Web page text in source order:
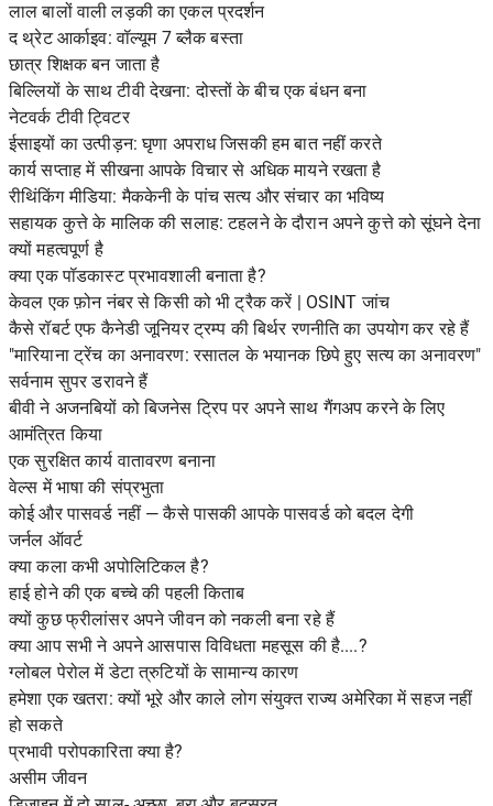
लाल बालों वाली लड़की का एकल प्रदर्शन
द थ्रेट आर्काइव: वॉल्यूम 7 ब्लैक बस्ता
छात्र शिक्षक बन जाता है
बिल्लियों के साथ टीवी देखना: दोस्तों के बीच एक बंधन बना
नेटवर्क टीवी ट्विटर
ईसाइयों का उत्पीड़न: घृणा अपराध जिसकी हम बात नहीं करते
कार्य सप्ताह में सीखना आपके विचार से अधिक मायने रखता है
रीथिंकिंग मीडिया: मैककेनी के पांच सत्य और संचार का भविष्य
सहायक कुत्ते के मालिक की सलाह: टहलने के दौरान अपने कुत्ते को सूंघने देना
क्यों महत्वपूर्ण है
क्या एक पॉडकास्ट प्रभावशाली बनाता है?
केवल एक फ़ोन नंबर से किसी को भी ट्रैक करें | OSINT जांच
कैसे रॉबर्ट एफ कैनेडी जूनियर ट्रम्प की बिर्थर रणनीति का उपयोग कर रहे हैं
"मारियाना ट्रेंच का अनावरण: रसातल के भयानक छिपे हुए सत्य का अनावरण"
सर्वनाम सुपर डरावने हैं
बीवी ने अजनबियों को बिजनेस ट्रिप पर अपने साथ गैंगअप करने के लिए
आमंत्रित किया
एक सुरक्षित कार्य वातावरण बनाना
वेल्स में भाषा की संप्रभुता
कोई और पासवर्ड नहीं — कैसे पासकी आपके पासवर्ड को बदल देगी
जर्नल ऑवर्ट
क्या कला कभी अपोलिटिकल है?
हाई होने की एक बच्चे की पहली किताब
क्यों कुछ फ्रीलांसर अपने जीवन को नकली बना रहे हैं
क्या आप सभी ने अपने आसपास विविधता महसूस की है....?
ग्लोबल पेरोल में डेटा त्रुटियों के सामान्य कारण
हमेशा एक खतरा: क्यों भूरे और काले लोग संयुक्त राज्य अमेरिका में सहज नहीं
हो सकते
प्रभावी परोपकारिता क्या है?
असीम जीवन